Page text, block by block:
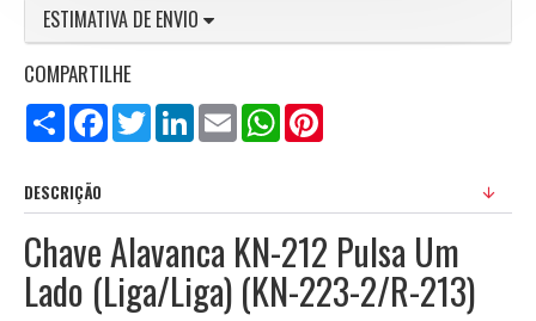
ESTIMATIVA DE ENVIO
COMPARTILHE
Compartilhar
FacebookTwitterLinkedInEmail WhatsApp
DESCRIÇÃO
Chave Alavanca KN-212 Pulsa Um
Lado (Liga/Liga) (KN-223-2/R-213)